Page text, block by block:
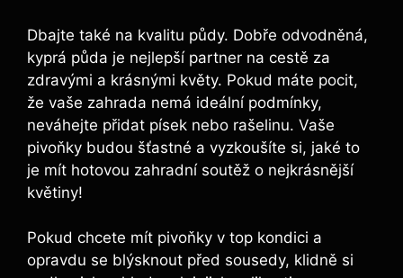
Dbajte také na kvalitu půdy. Dobře odvodněná,
kyprá půda⁤ je nejlepší partner ⁣na ⁣cestě za
zdravými a ​krásnými květy. Pokud⁢ máte ‌pocit,
že vaše zahrada nemá ideální podmínky,
‍neváhejte přidat písek nebo rašelinu. Vaše
pivoňky budou šťastné a vyzkoušíte si, jaké to
je mít hotovou zahradní soutěž o nejkrásnější
květiny!
Pokud chcete ⁢mít pivoňky‍ v⁣ top kondici a
opravdu se⁣ blýsknout před sousedy, klidně si